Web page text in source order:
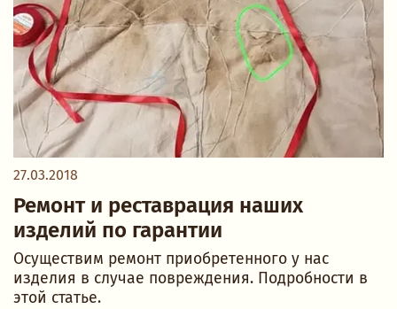
27.03.2018
Ремонт и реставрация наших
изделий по гарантии
Осуществим ремонт приобретенного у нас
изделия в случае повреждения. Подробности в
этой статье.